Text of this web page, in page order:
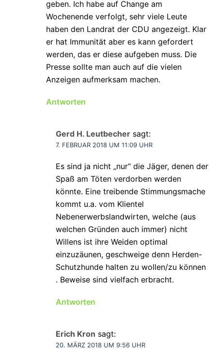
geben. Ich habe auf Change am
Wochenende verfolgt, sehr viele Leute
haben den Landrat der CDU angezeigt. Klar
er hat Immunität aber es kann gefordert
werden, das er diese aufgeben muss. Die
Presse sollte man auch auf die vielen
Anzeigen aufmerksam machen.
Antworten
Gerd H. Leutbecher sagt:
7. FEBRUAR 2018 UM 11:09 UHR
Es sind ja nicht „nur“ die Jäger, denen der
Spaß am Töten verdorben werden
könnte. Eine treibende Stimmungsmache
kommt u.a. vom Klientel
Nebenerwerbslandwirten, welche (aus
welchen Gründen auch immer) nicht
Willens ist ihre Weiden optimal
einzuzäunen, geschweige denn Herden-
Schutzhunde halten zu wollen/zu können
. Beweise sind vielfach erbracht.
Antworten
Erich Kron sagt:
20. MÄRZ 2018 UM 9:56 UHR